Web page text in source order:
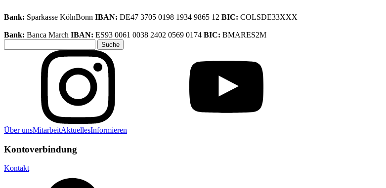
Bank: Sparkasse KölnBonn IBAN: DE47 3705 0198 1934 9865 12 BIC: COLSDE33XXX
Bank: Banca March IBAN: ES93 0061 0038 2402 0569 0174 BIC: BMARES2M
nach:
Über unsMitarbeitAktuellesInformieren
Kontoverbindung
Kontakt